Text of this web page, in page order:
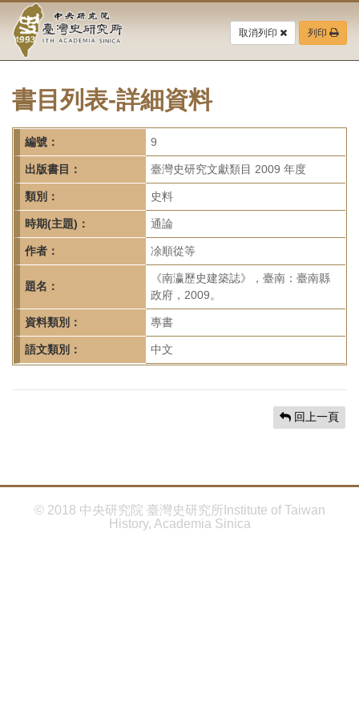
要
中
央
研
究
院-
臺
灣
史
研
究
所-
首
頁
取消列印 列印
書目列表-詳細資料
編號： 9
出版書目： 臺灣史研究文獻類目 2009 年度
類別： 史料
時期(主題)： 通論
作者： 凃順從等
題名：
《南瀛歷史建築誌》，臺南：臺南縣
政府，2009。
資料類別： 專書
語文類別： 中文
回上一頁
© 2018 中央研究院 臺灣史研究所Institute of Taiwan
History, Academia Sinica